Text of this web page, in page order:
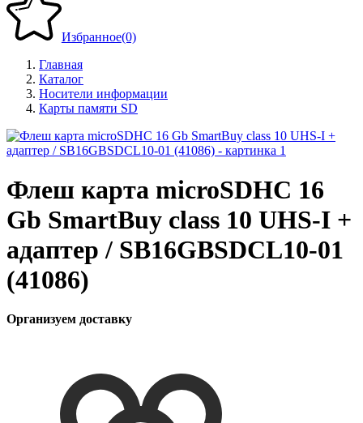
Избранное(0)
Главная
Каталог
Носители информации
Карты памяти SD
Флеш карта microSDHC 16
Gb SmartBuy class 10 UHS-I +
адаптер / SB16GBSDCL10-01
(41086)
Организуем доставку